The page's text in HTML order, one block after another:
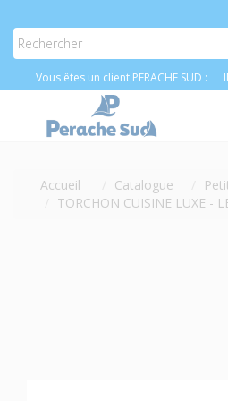
Vous êtes un client PERACHE SUD :
Accueil Catalogue
TORCHON CUISINE LUXE -